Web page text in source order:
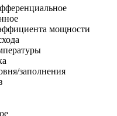
мощности
заполнения